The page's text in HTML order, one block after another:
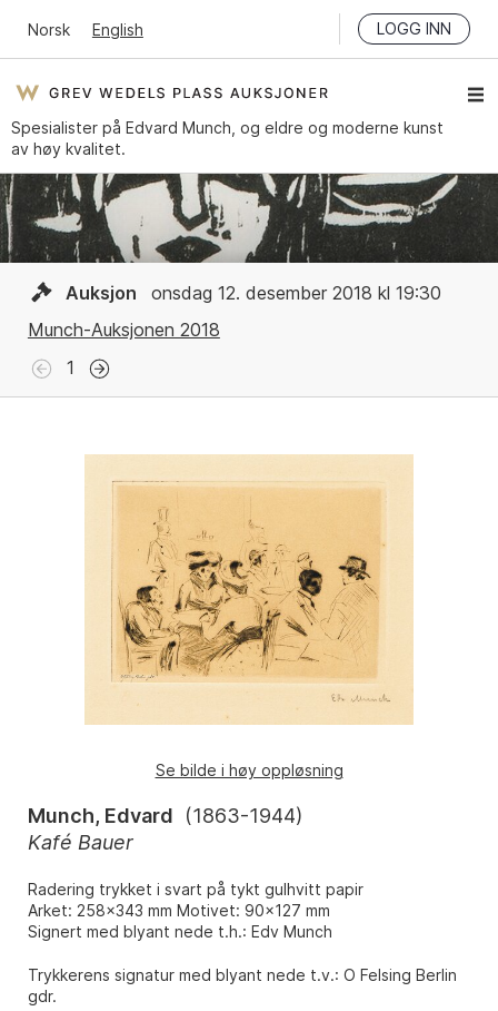
Norsk English LOGG INN
Spesialister på Edvard Munch, og eldre og moderne kunst
av høy kvalitet.
Auksjon
onsdag 12. desember 2018 kl 19:30
Munch-Auksjonen 2018
1
Se bilde i høy oppløsning
Munch, Edvard (1863-1944)
Kafé Bauer
Radering trykket i svart på tykt gulhvitt papir
Arket: 258x343 mm Motivet: 90x127 mm
Signert med blyant nede t.h.: Edv Munch
Trykkerens signatur med blyant nede t.v.: O Felsing Berlin
gdr.